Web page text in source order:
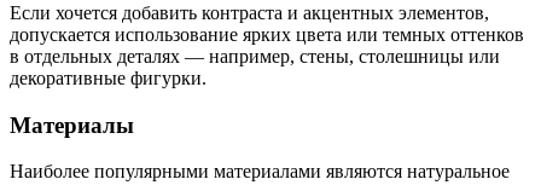
Если хочется добавить контраста и акцентных элементов,
допускается использование ярких цвета или темных оттенков
в отдельных деталях — например, стены, столешницы или
декоративные фигурки.
Материалы
Наиболее популярными материалами являются натуральное